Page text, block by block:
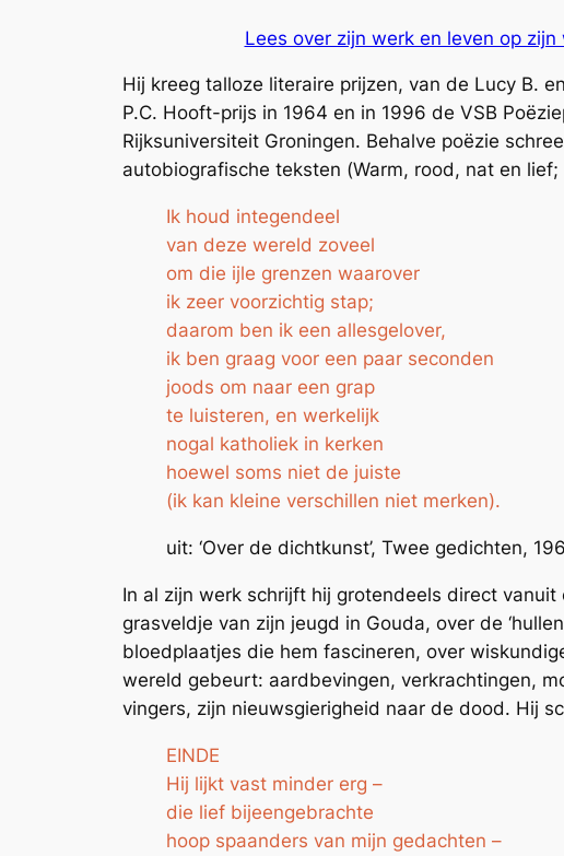
Lees over zijn werk en leven op
Hij kreeg talloze literaire prijzen, van de Lucy B.
P.C. Hooft-prijs in 1964 en in 1996 de VSB
Rijksuniversiteit Groningen. Behalve poëzie
autobiografische teksten (Warm, rood, nat en lief;
Ik houd integendeel
van deze wereld zoveel
om die ijle grenzen waarover
ik zeer voorzichtig stap;
daarom ben ik een allesgelover,
ik ben graag voor een paar seconden
joods om naar een grap
te luisteren, en werkelijk
nogal katholiek in kerken
hoewel soms niet de juiste
(ik kan kleine verschillen niet merken).
uit: ‘Over de dichtkunst’, Twee gedichten,
In al zijn werk schrijft hij grotendeels direct
grasveldje van zijn jeugd in Gouda, over de
bloedplaatjes die hem fascineren, over
wereld gebeurt: aardbevingen, verkrachtingen,
vingers, zijn nieuwsgierigheid naar de dood. Hij
EINDE
Hij lijkt vast minder erg –
die lief bijeengebrachte
hoop spaanders van mijn gedachten –